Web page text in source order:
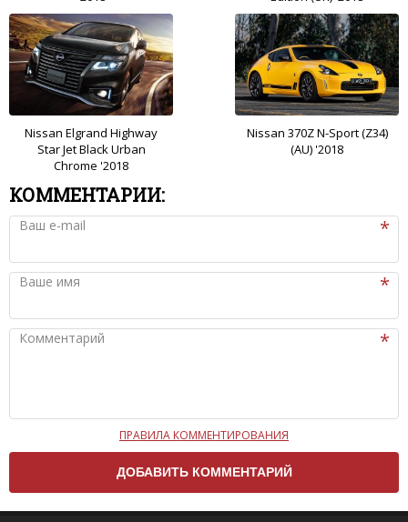
Nissan Elgrand Highway
Star Jet Black Urban
Chrome '2018
Nissan 370Z N-Sport (Z34)
(AU) '2018
КОММЕНТАРИИ:
Ваш e-mail
Ваше имя
Комментарий
Чтобы ваш комментарий был опубликован на сайте,
вам нужно придерживаться следующих правил:
Комментарий не может быть слишком
ПРАВИЛА КОММЕНТИРОВАНИЯ